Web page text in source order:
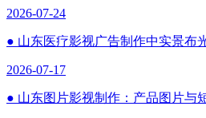
2026-07-24
● 山东医疗影视广告制作中实景布
2026-07-17
● 山东图片影视制作：产品图片与